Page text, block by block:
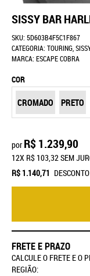
SISSY BAR
SKU: 5D603B4F5C1F867
CATEGORIA: TOURING
MARCA: ESCAPE COBRA
COR
CROMADO PRETO
por R$ 1.239,90
R$ 1.140,71
12X R$ 103,32SEM
FRETE E PRAZO
CALCULE O FRETE E O
REGIÃO: